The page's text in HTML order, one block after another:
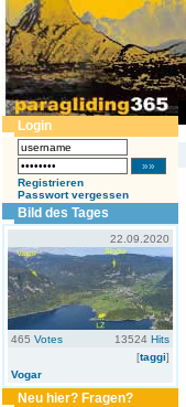
Login
Registrieren
Passwort vergessen
Bild des Tages
22.09.2020
465 Votes 13524 Hits
[taggi]
Vogar
Neu hier? Fragen?